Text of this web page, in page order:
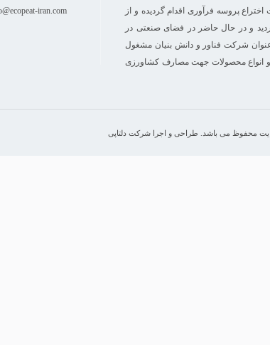
نسبت به ثبت اختراع پروسه فرآوری اقدام گردیده و از
گردید و در حال حاضر در فضای صنعتی در
عنوان شرکت فناور و دانش بنیان مشغول
و انواع محصولات جهت مصارف کشاورزی
iran.com
محفوظ می باشد. طراحی و اجرا شرکت دلتاپی